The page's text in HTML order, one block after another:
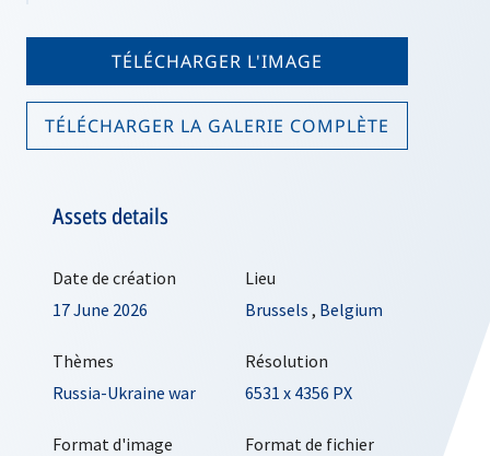
TÉLÉCHARGER L'IMAGE
TÉLÉCHARGER LA GALERIE COMPLÈTE
Assets details
Date de création
17 June 2026
Lieu
Brussels , Belgium
Thèmes
Russia-Ukraine war
Résolution
6531 x 4356 PX
Format d'image
Format de fichier